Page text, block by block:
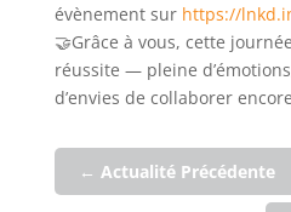
évènement sur https://
🤝Grâce à vous, cette
réussite — pleine
d’envies de collaborer
← Actualité Précédente